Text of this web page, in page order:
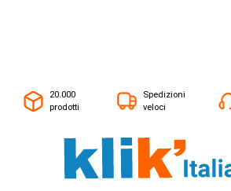
20.000
prodotti
Spedizioni
veloci